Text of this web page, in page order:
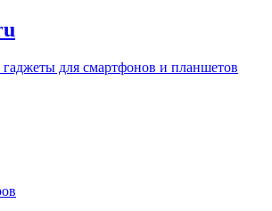
для смартфонов и планшетов